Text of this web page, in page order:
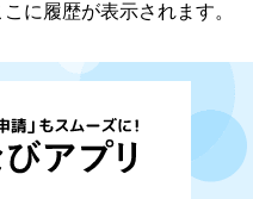
に履歴が表示されます。